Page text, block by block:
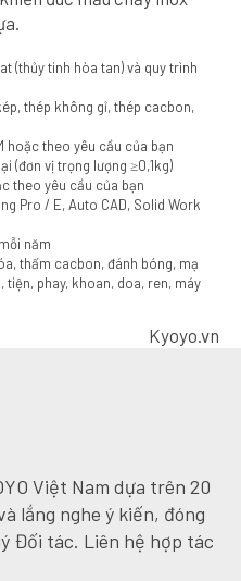
(thủy tinh hòa tan) và quy trình
thép không gỉ, thép cacbon,
hoặc theo yêu cầu của bạn
(đơn vị trọng lượng ≥0,1kg)
theo yêu cầu của bạn
Pro / E, Auto CAD, Solid Work
năm
thấm cacbon, đánh bóng, mạ
tiện, phay, khoan, doa, ren, máy
Kyoyo.vn
Việt Nam dựa trên 20
lắng nghe ý kiến, đóng
Đối tác. Liên hệ hợp tác